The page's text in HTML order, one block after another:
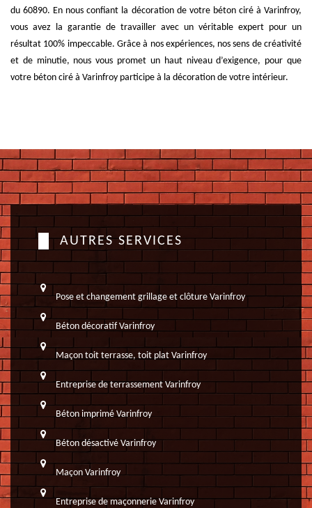
du 60890. En nous confiant la décoration de votre béton ciré à Varinfroy,
vous avez la garantie de travailler avec un véritable expert pour un
résultat 100% impeccable. Grâce à nos expériences, nos sens de créativité
et de minutie, nous vous promet un haut niveau d’exigence, pour que
votre béton ciré à Varinfroy participe à la décoration de votre intérieur.
AUTRES SERVICES
Pose et changement grillage et clôture Varinfroy
Béton décoratif Varinfroy
Maçon toit terrasse, toit plat Varinfroy
Entreprise de terrassement Varinfroy
Béton imprimé Varinfroy
Béton désactivé Varinfroy
Maçon Varinfroy
Entreprise de maçonnerie Varinfroy